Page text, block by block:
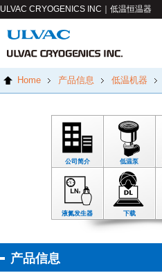
ULVAC CRYOGENICS INC｜低温恒温器
Home 产品信息 低温机器
公司简介 低温泵
液氮发生器 下载
产品信息